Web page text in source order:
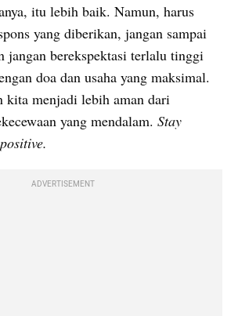
itu lebih baik. Namun, harus
yang diberikan, jangan sampai
jangan berekspektasi terlalu tinggi
doa dan usaha yang maksimal.
kita menjadi lebih aman dari
yang mendalam. Stay
ADVERTISEMENT